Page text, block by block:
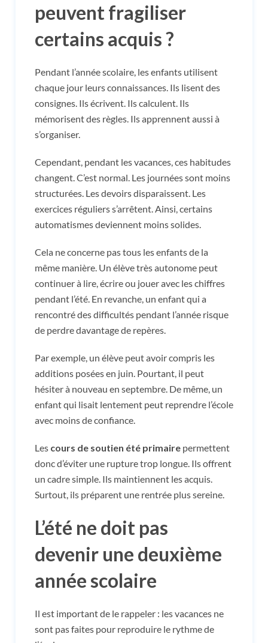
peuvent fragiliser
certains acquis ?
Pendant l’année scolaire, les enfants utilisent
chaque jour leurs connaissances. Ils lisent des
consignes. Ils écrivent. Ils calculent. Ils
mémorisent des règles. Ils apprennent aussi à
s’organiser.
Cependant, pendant les vacances, ces habitudes
changent. C’est normal. Les journées sont moins
structurées. Les devoirs disparaissent. Les
exercices réguliers s’arrêtent. Ainsi, certains
automatismes deviennent moins solides.
Cela ne concerne pas tous les enfants de la
même manière. Un élève très autonome peut
continuer à lire, écrire ou jouer avec les chiffres
pendant l’été. En revanche, un enfant qui a
rencontré des difficultés pendant l’année risque
de perdre davantage de repères.
Par exemple, un élève peut avoir compris les
additions posées en juin. Pourtant, il peut
hésiter à nouveau en septembre. De même, un
enfant qui lisait lentement peut reprendre l’école
avec moins de confiance.
Les cours de soutien été primaire permettent
donc d’éviter une rupture trop longue. Ils offrent
un cadre simple. Ils maintiennent les acquis.
Surtout, ils préparent une rentrée plus sereine.
L’été ne doit pas
devenir une deuxième
année scolaire
Il est important de le rappeler : les vacances ne
sont pas faites pour reproduire le rythme de